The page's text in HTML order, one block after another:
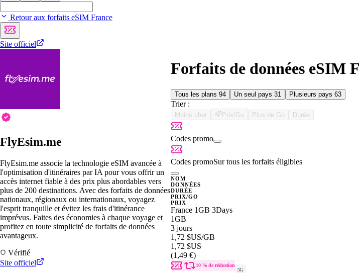
Retour aux forfaits eSIM France
Site officiel
FlyEsim.me
FlyEsim.me associe la technologie eSIM avancée à
l'optimisation d'itinéraires par IA pour vous offrir un
accès internet fiable à des prix plus abordables vers
plus de 200 destinations. Avec des forfaits de données
nationaux, régionaux ou internationaux, voyagez
l'esprit tranquille et évitez les frais d'itinérance
imprévus. Faites des économies à chaque voyage et
profitez en toute simplicité de forfaits de données
avantageux.
Vérifié
Site officiel
Forfaits de données eSIM
Tous les plans 94 Un seul pays 31 Plusieurs pays 63
Trier :
Moins cher Prix/Go Plus de Go Durée
Codes promo
Codes promoSur tous les forfaits éligibles
NOM
DONNÉES
DURÉE
PRIX/GO
PRIX
France 1GB 3Days
1GB
3 jours
1,72 $US/GB
1,72 $US
(1,49 €)
10 % de réduction
5G